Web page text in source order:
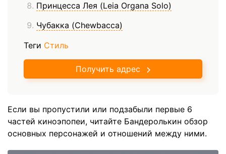
Принцесса Лея (Leia Organa Solo)
Чубакка (Chewbacca)
Теги Стиль
Получить адрес
Если вы пропустили или подзабыли первые 6
частей киноэпопеи, читайте Бандеролькин обзор
основных персонажей и отношений между ними.